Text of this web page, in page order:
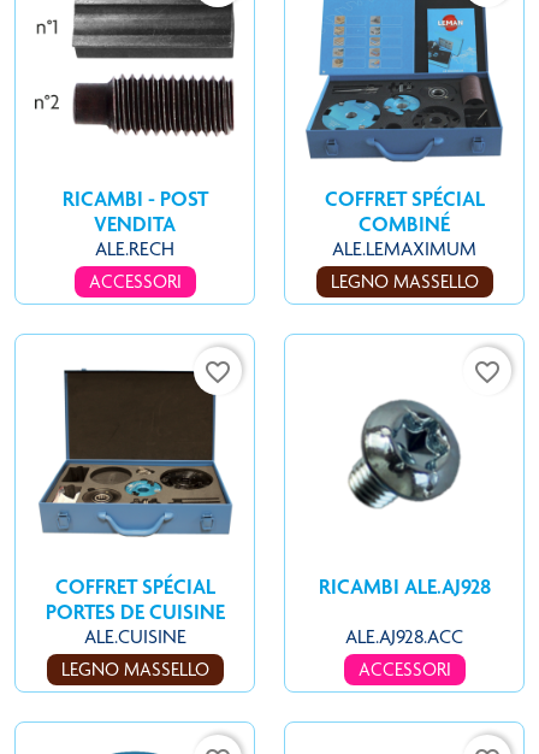
RICAMBI - POST
VENDITA
ALE.RECH
ACCESSORI
COFFRET SPÉCIAL
COMBINÉ
ALE.LEMAXIMUM
LEGNO MASSELLO
favorite_border
COFFRET SPÉCIAL
PORTES DE CUISINE
ALE.CUISINE
LEGNO MASSELLO
favorite_border
RICAMBI ALE.AJ928
ALE.AJ928.ACC
ACCESSORI